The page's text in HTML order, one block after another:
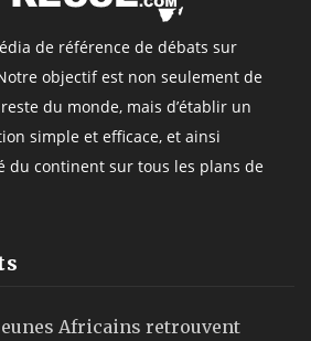
de référence de débats sur
objectif est non seulement de
du monde, mais d’établir un
simple et efficace, et ainsi
du continent sur tous les plans de
Africains retrouvent